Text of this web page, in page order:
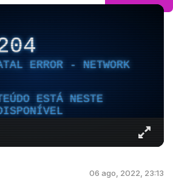
ERROR - NETWORK
ESTÁ NESTE
06 ago, 2022, 23:13